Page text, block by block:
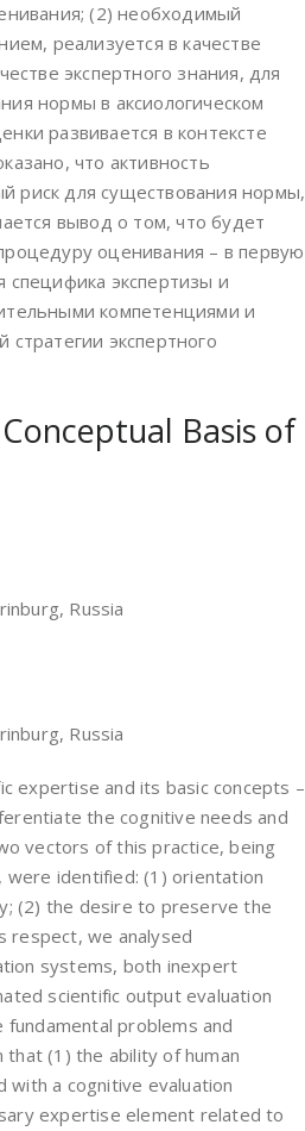
(2) необходимый
реализуется в качестве
экспертного знания, для
нормы в аксиологическом
развивается в контексте
что активность
риск для существования нормы,
вывод о том, что будет
оценивания – в первую
экспертизы и
компетенциями и
экспертного
Basis of
Russia
Russia
expertise and its basic concepts –
the cognitive needs and
vectors of this practice, being
identified: (1) orientation
(2) the desire to preserve the
respect, we analysed
systems, both inexpert
scientific output evaluation
problems and
(1) the ability of human
a cognitive evaluation
expertise element related to